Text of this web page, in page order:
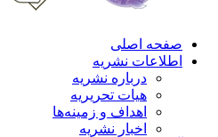
صفحه اصلی
اطلاعات نشریه
درباره نشریه
هیات تحریریه
اهداف و زمینه‌ها
اخبار نشریه